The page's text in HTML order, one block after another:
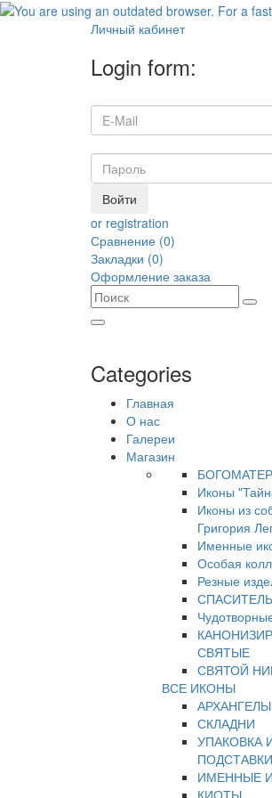
Личный кабинет
Login form:
Войти
or registration
Сравнение (0)
Закладки (0)
Оформление заказа
Categories
Главная
О нас
Галереи
Магазин
Иконы
Иконы из
Григория
Именные
Особая
Резные
СПАСИТЕЛЬ
СВЯТЫЕ
СВЯТОЙ
ВСЕ ИКОНЫ
АРХАНГЕЛЫ
СКЛАДНИ
УПАКОВКА
ПОДСТАВКИ
ИМЕННЫЕ